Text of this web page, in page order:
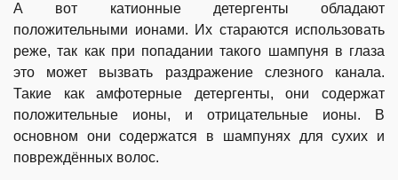
А вот катионные детергенты обладают
положительными ионами. Их стараются использовать
реже, так как при попадании такого шампуня в глаза
это может вызвать раздражение слезного канала.
Такие как амфотерные детергенты, они содержат
положительные ионы, и отрицательные ионы. В
основном они содержатся в шампунях для сухих и
повреждённых волос.